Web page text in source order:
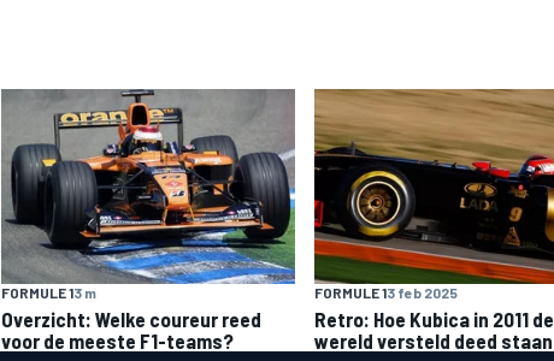
FORMULE 13 m
Overzicht: Welke coureur reed
voor de meeste F1-teams?
FORMULE 13 feb 2025
Retro: Hoe Kubica in 2011
wereld versteld deed staan